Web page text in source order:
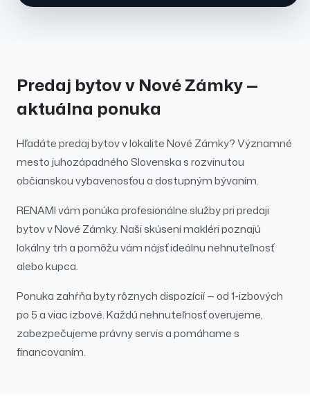
Predaj bytovv Nové Zámky—
aktuálna ponuka
Hľadátepredajbytovv lokaliteNové Zámky?Významné
mesto juhozápadného Slovenska s rozvinutou
občianskou vybavenosťou a dostupným bývaním.
RENAMI vám ponúka profesionálne služby pripredaji
bytovvNové Zámky. Naši skúsení makléri poznajú
lokálny trh a pomôžu vám nájsť ideálnu nehnuteľnosť
alebo kupca.
Ponuka zahŕňa byty rôznych dispozícií — od 1-izbových
po 5 a viac izbové.Každú nehnuteľnosť overujeme,
zabezpečujeme právny servis a pomáhame s
financovaním.